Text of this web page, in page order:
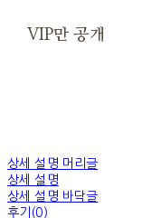
VIP만 공개
상세 설명 머리글
상세 설명
상세 설명 바닥글
후기(0)